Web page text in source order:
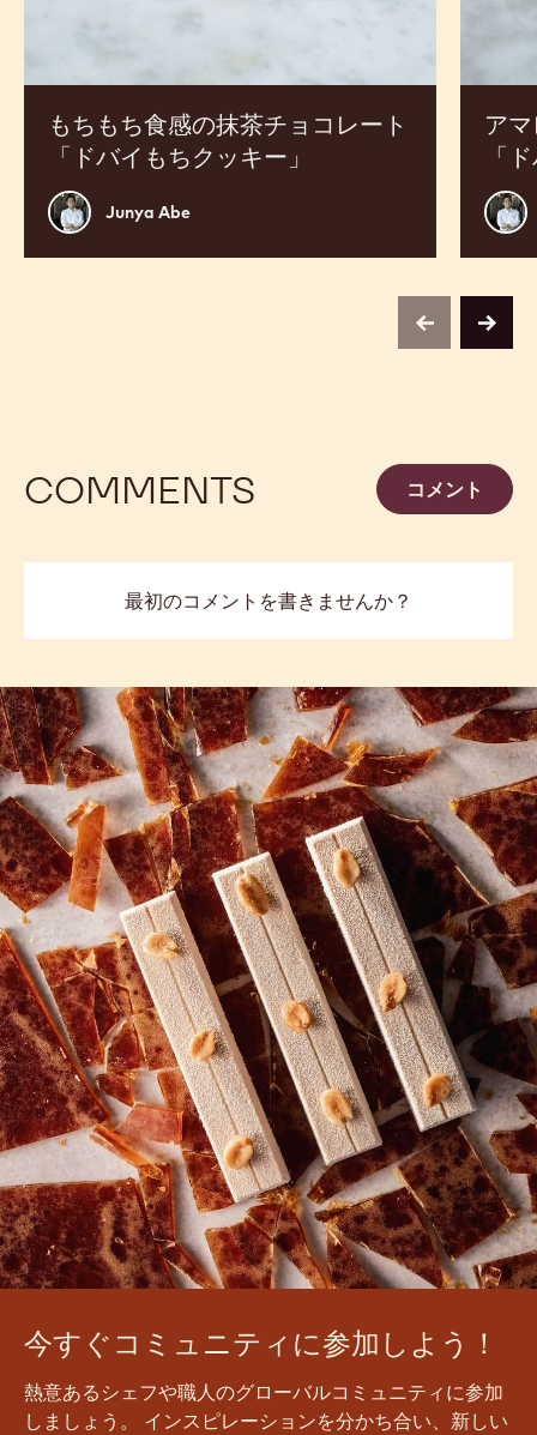
もちもち食感の抹茶チョコレート
「ドバイもちクッキー」
Junya
Abe
Junya Abe
ト
「ド
ク
ア
「
Abe
感
「ド
ク
ッ
キ
ー」
previousnext
COMMENTS コメント
最初のコメントを書きませんか？
今すぐコミュニティに参加しよう！
熱意あるシェフや職人のグローバルコミュニティに参加
しましょう。 インスピレーションを分かち合い、新しい